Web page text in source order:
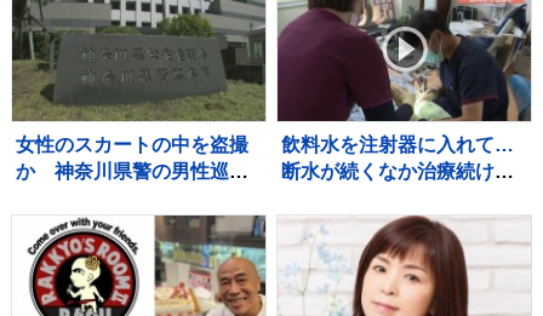
ックにためらいも〝自分の
ことを言ってる場合ではな
い〟
女性のスカートの中を盗撮
か 神奈川県警の男性巡査
「約2、3年前から盗撮」容
疑認める 男性は依願退職
飲料水を注射器に入れて…
断水が続くなか治療続ける
けない状況が続くと「誤嚥
性肺炎」リスク高まり、最
悪死亡のケースも【熊本地
震から10日】